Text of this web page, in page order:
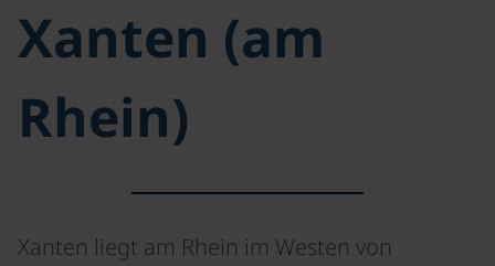
Xanten (am
Rhein)
Xanten liegt am Rhein im Westen von